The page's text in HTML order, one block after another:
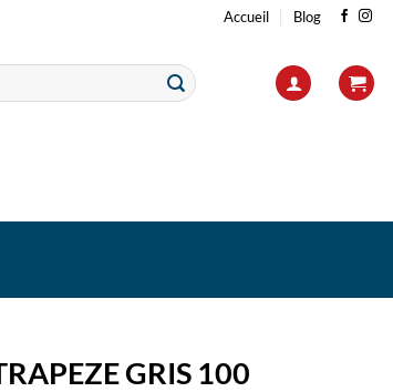
Accueil Blog
GRIS 100